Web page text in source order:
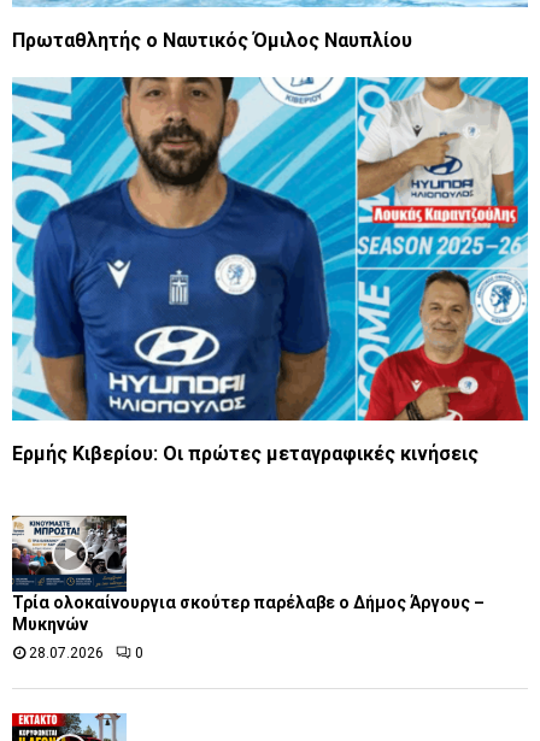
Πρωταθλητής ο Ναυτικός Όμιλος Ναυπλίου
Ερμής Κιβερίου: Οι πρώτες μεταγραφικές κινήσεις
Τρία ολοκαίνουργια σκούτερ παρέλαβε o Δήμος Άργους –
Μυκηνών
28.07.2026 0